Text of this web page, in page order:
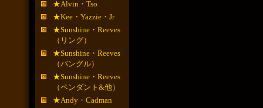
★Alvin・Tso
★Kee・Yazzie・Jr
★Sunshine・Reeves
（リング）
★Sunshine・Reeves
（バングル）
★Sunshine・Reeves
（ペンダント&他）
★Andy・Cadman